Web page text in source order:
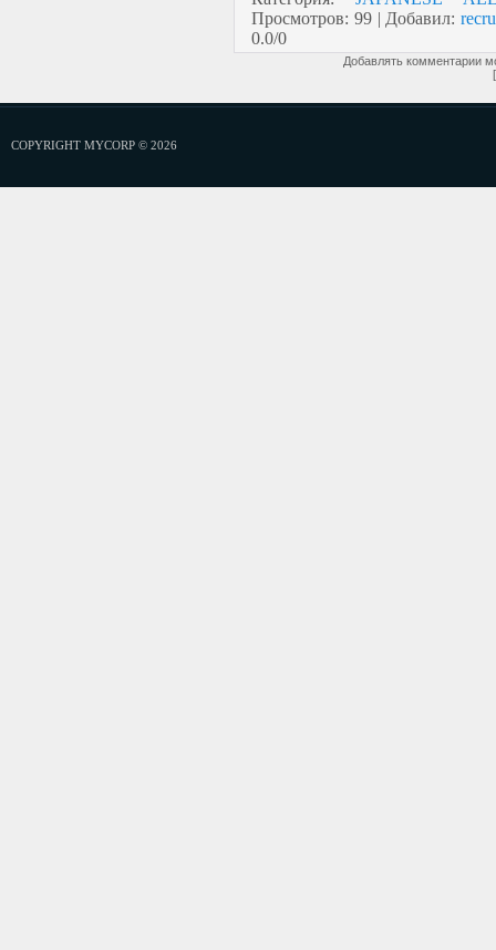
Просмотров: 99| Добавил:
0.0/0
Добавлять комментарии
COPYRIGHT MYCORP © 2026